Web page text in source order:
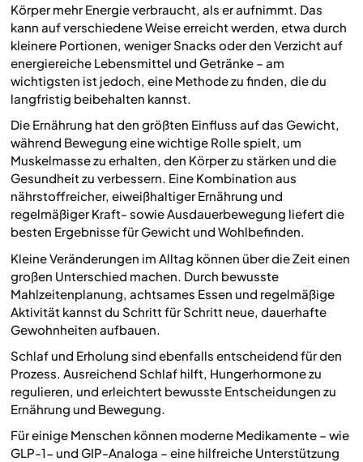
Körper mehr Energie verbraucht, als er aufnimmt. Das
kann auf verschiedene Weise erreicht werden, etwa durch
kleinere Portionen, weniger Snacks oder den Verzicht auf
energiereiche Lebensmittel und Getränke – am
wichtigsten ist jedoch, eine Methode zu finden, die du
langfristig beibehalten kannst.
Die Ernährung hat den größten Einfluss auf das Gewicht,
während Bewegung eine wichtige Rolle spielt, um
Muskelmasse zu erhalten, den Körper zu stärken und die
Gesundheit zu verbessern. Eine Kombination aus
nährstoffreicher, eiweißhaltiger Ernährung und
regelmäßiger Kraft- sowie Ausdauerbewegung liefert die
besten Ergebnisse für Gewicht und Wohlbefinden.
Kleine Veränderungen im Alltag können über die Zeit einen
großen Unterschied machen. Durch bewusste
Mahlzeitenplanung, achtsames Essen und regelmäßige
Aktivität kannst du Schritt für Schritt neue, dauerhafte
Gewohnheiten aufbauen.
Schlaf und Erholung sind ebenfalls entscheidend für den
Prozess. Ausreichend Schlaf hilft, Hungerhormone zu
regulieren, und erleichtert bewusste Entscheidungen zu
Ernährung und Bewegung.
Für einige Menschen können moderne Medikamente – wie
GLP-1- und GIP-Analoga – eine hilfreiche Unterstützung